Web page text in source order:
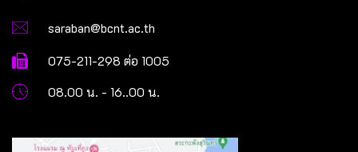
saraban@bcnt.ac.th
075-211-298 ต่อ 1005
08.00 น. - 16..00 น.